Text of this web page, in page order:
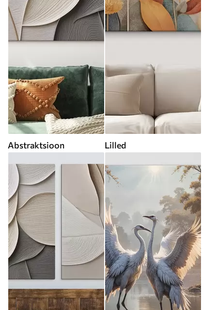
Abstraktsioon Lilled